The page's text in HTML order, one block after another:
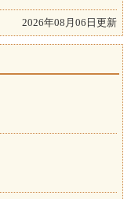
2026年08月06日更新